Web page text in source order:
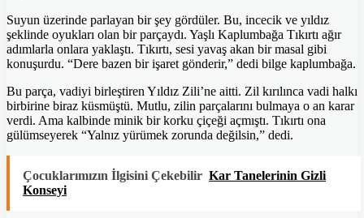
Suyun üzerinde parlayan bir şey gördüler. Bu, incecik ve yıldız
şeklinde oyukları olan bir parçaydı. Yaşlı Kaplumbağa Tıkırtı ağır
adımlarla onlara yaklaştı. Tıkırtı, sesi yavaş akan bir masal gibi
konuşurdu. “Dere bazen bir işaret gönderir,” dedi bilge kaplumbağa.
Bu parça, vadiyi birleştiren Yıldız Zili’ne aitti. Zil kırılınca vadi halkı
birbirine biraz küsmüştü. Mutlu, zilin parçalarını bulmaya o an karar
verdi. Ama kalbinde minik bir korku çiçeği açmıştı. Tıkırtı ona
gülümseyerek “Yalnız yürümek zorunda değilsin,” dedi.
Çocuklarımızın İlgisini Çekebilir Kar Tanelerinin Gizli
Konseyi